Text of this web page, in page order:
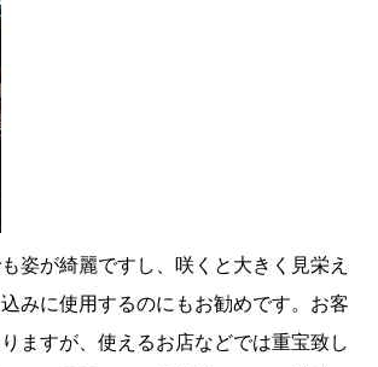
姿が綺麗ですし、咲くと大きく見栄え
みに使用するのにもお勧めです。お客
ますが、使えるお店などでは重宝致し